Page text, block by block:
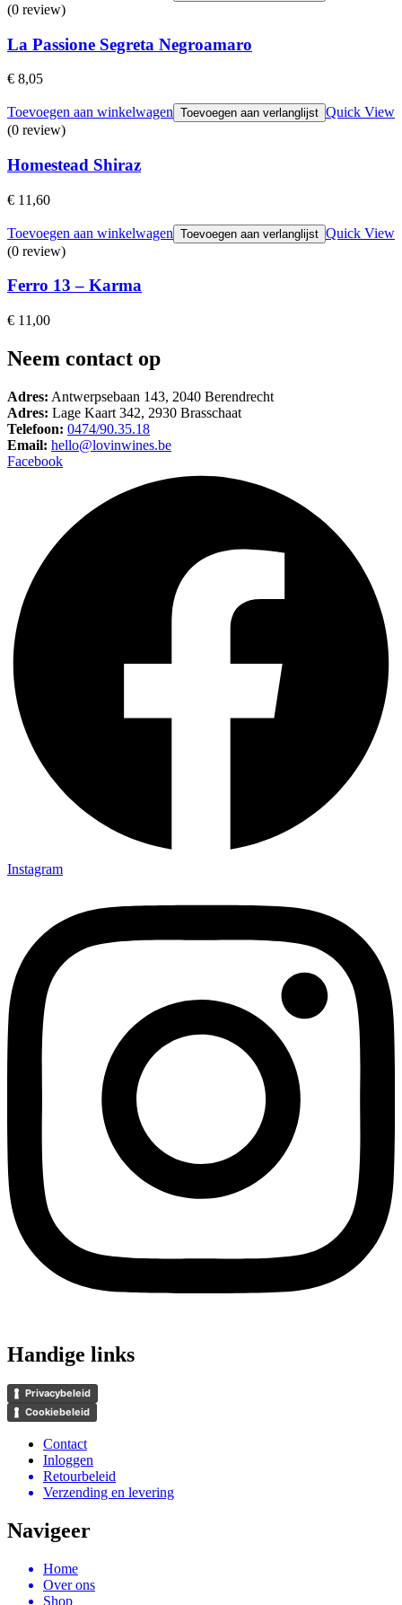
(0 review)
La Passione Segreta Negroamaro
€ 8,05
Toevoegen aan winkelwagen Toevoegen aan verlanglijst Quick View
(0 review)
Homestead Shiraz
€ 11,60
Toevoegen aan winkelwagen Toevoegen aan verlanglijst Quick View
(0 review)
Ferro 13 – Karma
€ 11,00
Neem contact op
Adres: Antwerpsebaan 143, 2040 Berendrecht
Adres: Lage Kaart 342, 2930 Brasschaat
Telefoon: 0474/90.35.18
Email: hello@lovinwines.be
Facebook
Instagram
Handige links
Privacybeleid
Cookiebeleid
Contact
Inloggen
Retourbeleid
Verzending en levering
Navigeer
Home
Over ons
Shop